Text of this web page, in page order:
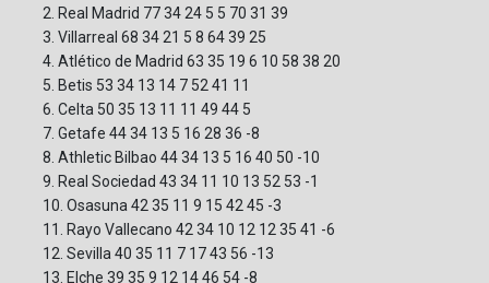
2. Real Madrid 77 34 24 5 5 70 31 39
3. Villarreal 68 34 21 5 8 64 39 25
4. Atlético de Madrid 63 35 19 6 10 58 38 20
5. Betis 53 34 13 14 7 52 41 11
6. Celta 50 35 13 11 11 49 44 5
7. Getafe 44 34 13 5 16 28 36 -8
8. Athletic Bilbao 44 34 13 5 16 40 50 -10
9. Real Sociedad 43 34 11 10 13 52 53 -1
10. Osasuna 42 35 11 9 15 42 45 -3
11. Rayo Vallecano 42 34 10 12 12 35 41 -6
12. Sevilla 40 35 11 7 17 43 56 -13
13. Elche 39 35 9 12 14 46 54 -8